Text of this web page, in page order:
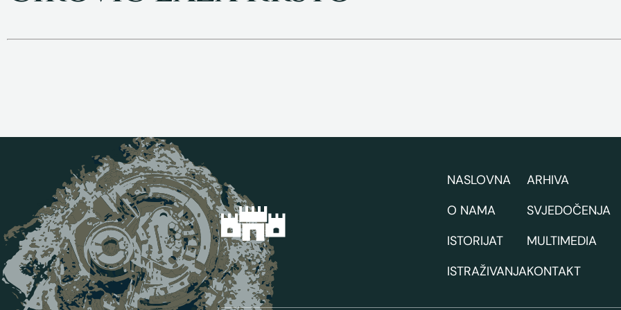
NASLOVNA
O NAMA
ISTORIJAT
ISTRAŽIVANJA
ARHIVA
SVJEDOČENJA
MULTIMEDIA
KONTAKT